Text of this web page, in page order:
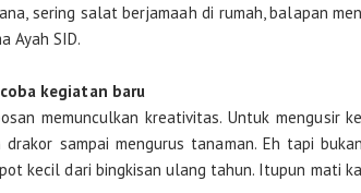
sering salat berjamaah di rumah, balapan
Ayah SID.
kegiatan baru
memunculkan kreativitas. Untuk mengusir
drakor sampai mengurus tanaman. Eh tapi
kecil dari bingkisan ulang tahun. Itupun mati